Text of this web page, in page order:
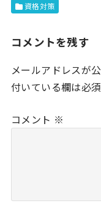
資格対策
コメントを残す
メールアドレスが
付いている欄は必
コメント ※